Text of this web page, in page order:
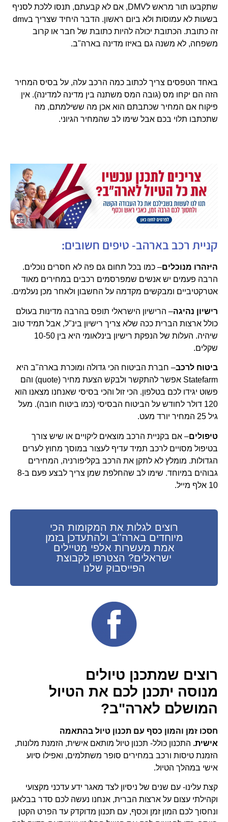
שתקבעו תור מראש לDMV, אם לא קבעתם, תנסו ללכת לסניף
בשעות לא עמוסות ולא ביום ראשון. הדבר היחיד שצריך בdmv
זה כתובת. הכתובת יכולה להיות כתובת של חבר או קרוב
משפחה, לא משנה גם באיזו מדינה בארה"ב.
באחד הטפסים צריך לכתוב כמה הרכב עלה, על בסיס המחיר
הזה הם יקחו מס (גובה המס משתנה בין מדינה למדינה). אין
פיקוח אם המחיר שכתבתם הוא אכן מה ששילמתם, מה
שתכתבו תלוי בכם אבל שימו לב שהמחיר הגיוני.
קניית רכב בארהב- טיפים חשובים:
היזהרו מנוכלים– כמו בכל תחום גם פה לא חסרים נוכלים.
הרבה פעמים יש אנשים שמפרסמים רכבים במחירים מאוד
אטרקטיביים ומבקשים מקדמה על החשבון ולאחר מכן נעלמים.
רישיון נהיגה– הרישיון הישראלי תופס בהרבה מדינות בעולם
כולל ארצות הברית ככה שלא צריך רישיון בינ"ל, אבל תמיד טוב
שיהיה. העלות של הנפקת רישיון בינלאומי היא בין 10-50
שקלים.
ביטוח לרכב– חברת הביטוח הכי גדולה ומוכרת בארה"ב היא
Statefarm אפשר להתקשר ולבקש הצעת מחיר (quote) והם
פשוט יגידו לכם בטלפון. הכי זול והכי בסיסי שאנחנו מצאנו הוא
120 דולר לחודש על הביטוח הבסיסי (כמו ביטוח חובה). מעל
גיל 25 המחיר יורד מעט.
טיפולים– אם בקניית הרכב מוצאים ליקויים או שיש צורך
בטיפול מסויים לרכב תמיד עדיף לעצור במוסך מחוץ לערים
הגדולות. מומלץ לא לתקן את הרכב בקליפורניה, המחירים
גבוהים במיוחד. שימו לב שהחלפת שמן צריך לבצע פעם ב8-
10 אלף מייל.
רוצים לגלות את המקומות הכי
מיוחדים בארה''ב ולהתעדכן בזמן
אמת מעשרות אלפי מטיילים
ישראלים? הצטרפו לקבוצת
הפייסבוק שלנו
רוצים שמתכנן טיולים
מנוסה יתכנן לכם את הטיול
המושלם לארה"ב?
חסכו זמן והמון כסף עם תכנון טיול בהתאמה
אישית. התכנון כולל- תכנון טיול מותאם אישית, הזמנת מלונות,
הזמנת טיסות ורכב במחירים סופר משתלמים, ואפילו סיוע
אישי במהלך הטיול.
קצת עלינו- עם שנים של ניסיון לצד מאגר ידע עדכני מקצועי
וקהילתי עצום על ארצות הברית, אנחנו נעשה לכם סדר בבלאגן
ונחסוך לכם המון זמן וכסף, עם תכנון מדוקדק עד הפרט הקטן